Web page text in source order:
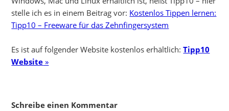
stelle ich es in einem Beitrag vor: Kostenlos Tippen lernen:
Tipp10 – Freeware für das Zehnfingersystem
Es ist auf folgender Website kostenlos erhältlich:Tipp10
Website »
Schreibe einen Kommentar